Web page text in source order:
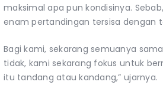
maksimal apa pun kondisinya.
enam pertandingan tersisa dengan
Bagi kami, sekarang semuanya
tidak, kami sekarang fokus untuk
itu tandang atau kandang,” ujarnya.